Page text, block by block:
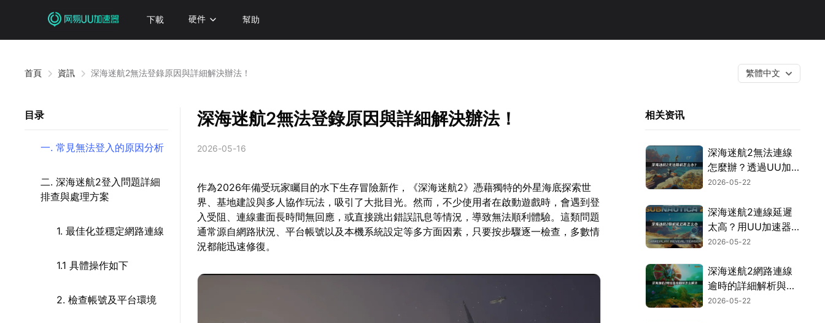
下載 硬件 幫助
首頁 資訊 深海迷航2無法登錄原因與詳細解決辦法！ 繁體中文
目录
一. 常見無法登入的原因分析
二. 深海迷航2登入問題詳細
排查與處理方案
1. 最佳化並穩定網路連線
1.1 具體操作如下
2. 檢查帳號及平台環境
深海迷航2無法登錄原因與詳細解決辦法！
2026-05-16
作為2026年備受玩家矚目的水下生存冒險新作，《深海迷航2》憑藉獨特的外星海底探索世
界、基地建設與多人協作玩法，吸引了大批目光。然而，不少使用者在啟動遊戲時，會遇到登
入受阻、連線畫面長時間無回應，或直接跳出錯誤訊息等情況，導致無法順利體驗。這類問題
通常源自網路狀況、平台帳號以及本機系統設定等多方面因素，只要按步驟逐一檢查，多數情
況都能迅速修復。
相关资讯
深海迷航2無法連線
怎麼辦？透過UU加
速器就能在異星水域
2026-05-22
深海迷航2連線延遲
太高？用UU加速器
讓你順暢遊玩！
2026-05-22
深海迷航2網路連線
逾時的詳細解析與加
速優化方案！
2026-05-22